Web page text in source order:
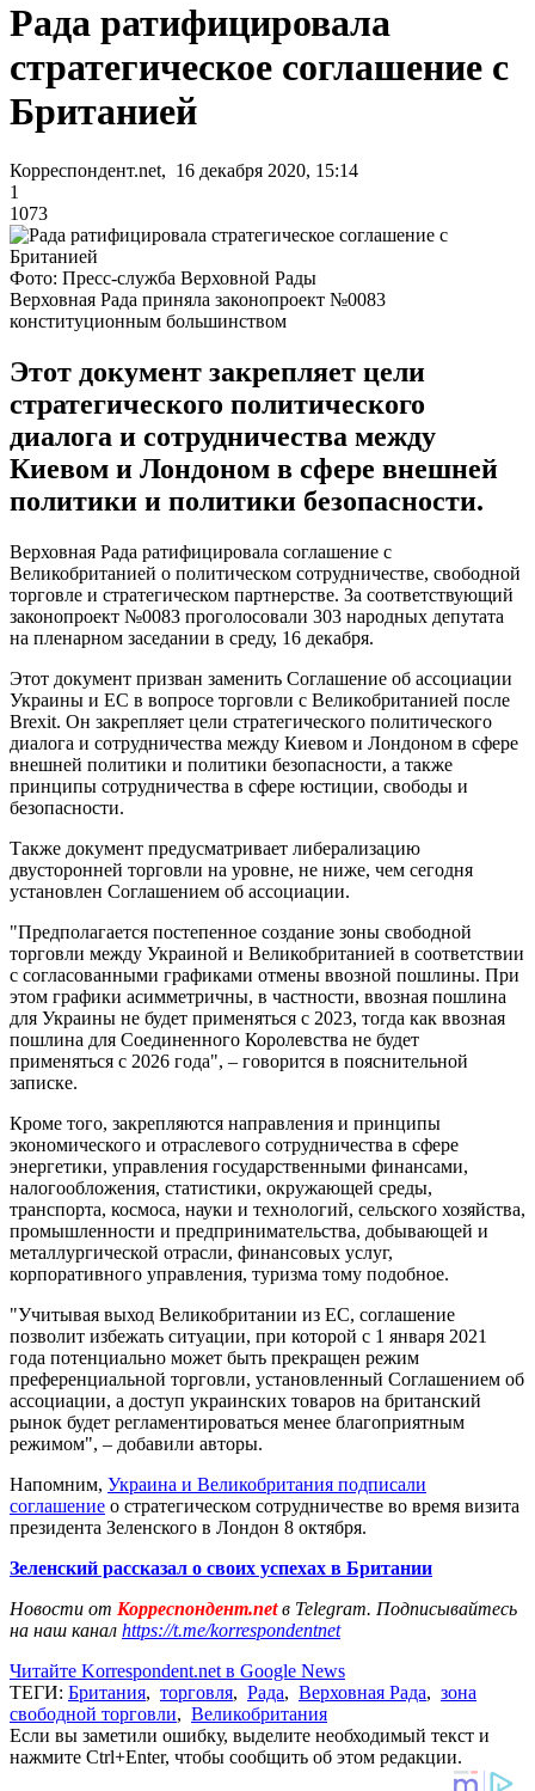
Рада ратифицировала
стратегическое соглашение с
Британией
Корреспондент.net, 16 декабря 2020, 15:14
1
1073
Фото: Пресс-служба Верховной Рады
Верховная Рада приняла законопроект №0083
конституционным большинством
Этот документ закрепляет цели
стратегического политического
диалога и сотрудничества между
Киевом и Лондоном в сфере внешней
политики и политики безопасности.
Верховная Рада ратифицировала соглашение с
Великобританией о политическом сотрудничестве, свободной
торговле и стратегическом партнерстве. За соответствующий
законопроект №0083 проголосовали 303 народных депутата
на пленарном заседании в среду, 16 декабря.
Этот документ призван заменить Соглашение об ассоциации
Украины и ЕС в вопросе торговли с Великобританией после
Brexit. Он закрепляет цели стратегического политического
диалога и сотрудничества между Киевом и Лондоном в сфере
внешней политики и политики безопасности, а также
принципы сотрудничества в сфере юстиции, свободы и
безопасности.
Также документ предусматривает либерализацию
двусторонней торговли на уровне, не ниже, чем сегодня
установлен Соглашением об ассоциации.
"Предполагается постепенное создание зоны свободной
торговли между Украиной и Великобританией в соответствии
с согласованными графиками отмены ввозной пошлины. При
этом графики асимметричны, в частности, ввозная пошлина
для Украины не будет применяться с 2023, тогда как ввозная
пошлина для Соединенного Королевства не будет
применяться с 2026 года", – говорится в пояснительной
записке.
Кроме того, закрепляются направления и принципы
экономического и отраслевого сотрудничества в сфере
энергетики, управления государственными финансами,
налогообложения, статистики, окружающей среды,
транспорта, космоса, науки и технологий, сельского хозяйства,
промышленности и предпринимательства, добывающей и
металлургической отрасли, финансовых услуг,
корпоративного управления, туризма тому подобное.
"Учитывая выход Великобритании из ЕС, соглашение
позволит избежать ситуации, при которой с 1 января 2021
года потенциально может быть прекращен режим
преференциальной торговли, установленный Соглашением об
ассоциации, а доступ украинских товаров на британский
рынок будет регламентироваться менее благоприятным
режимом", – добавили авторы.
Напомним, Украина и Великобритания подписали
соглашение о стратегическом сотрудничестве во время визита
президента Зеленского в Лондон 8 октября.
Зеленский рассказал о своих успехах в Британии
Новости от Корреспондент.netв Telegram. Подписывайтесь
на наш канал https://t.me/korrespondentnet
Читайте Korrespondent.net в Google News
ТЕГИ: Британия, торговля, Рада, Верховная Рада, зона
свободной торговли, Великобритания
Если вы заметили ошибку, выделите необходимый текст и
нажмите Ctrl+Enter, чтобы сообщить об этом редакции.